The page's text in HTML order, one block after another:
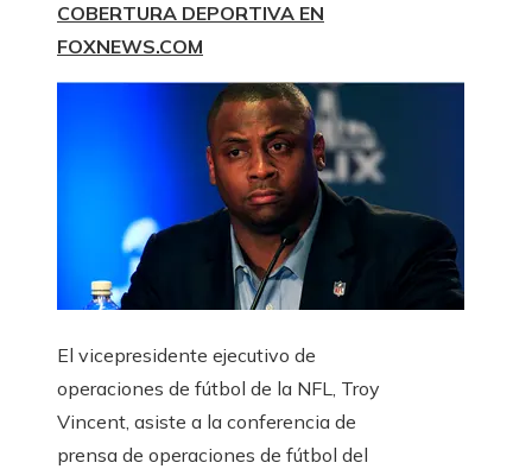
COBERTURA DEPORTIVA EN
FOXNEWS.COM
El vicepresidente ejecutivo de
operaciones de fútbol de la NFL, Troy
Vincent, asiste a la conferencia de
prensa de operaciones de fútbol del